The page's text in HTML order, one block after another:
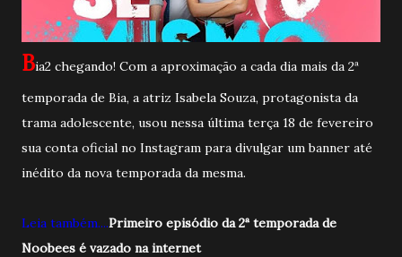
Bia2 chegando! Com a aproximação a cada dia mais da 2ª
temporada de Bia, a atriz Isabela Souza, protagonista da
trama adolescente, usou nessa última terça 18 de fevereiro
sua conta oficial no Instagram para divulgar um banner até
inédito da nova temporada da mesma.
Leia também....Primeiro episódio da 2ª temporada de
Noobees é vazado na internet